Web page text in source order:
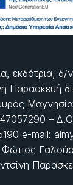
εκδότρια, δ/
Παρασκευή
–
e-mail: